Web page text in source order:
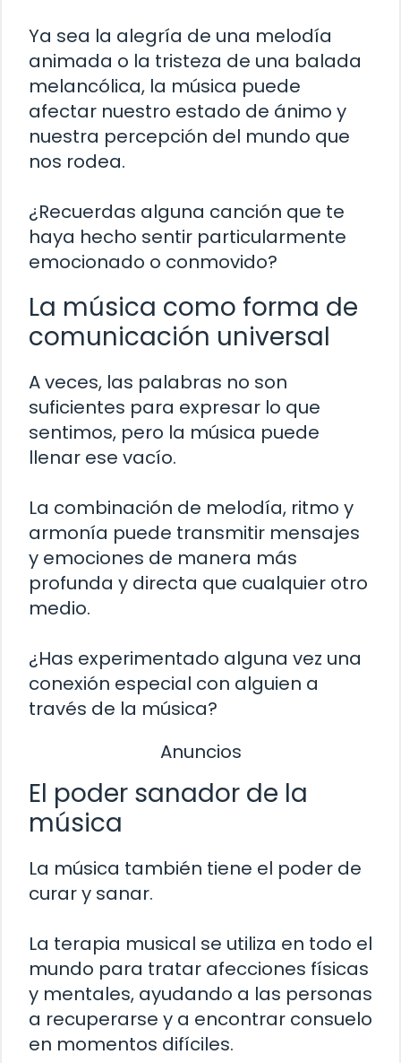
Ya sea la alegría de una melodía
animada o la tristeza de una balada
melancólica, la música puede
afectar nuestro estado de ánimo y
nuestra percepción del mundo que
nos rodea.
¿Recuerdas alguna canción que te
haya hecho sentir particularmente
emocionado o conmovido?
La música como forma de
comunicación universal
A veces, las palabras no son
suficientes para expresar lo que
sentimos, pero la música puede
llenar ese vacío.
La combinación de melodía, ritmo y
armonía puede transmitir mensajes
y emociones de manera más
profunda y directa que cualquier otro
medio.
¿Has experimentado alguna vez una
conexión especial con alguien a
través de la música?
Anuncios
El poder sanador de la
música
La música también tiene el poder de
curar y sanar.
La terapia musical se utiliza en todo el
mundo para tratar afecciones físicas
y mentales, ayudando a las personas
a recuperarse y a encontrar consuelo
en momentos difíciles.